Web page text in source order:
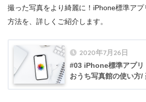
撮った写真をより綺麗に！iPhone標準ア
方法を、詳しくご紹介します。
2020年7月26日
#03 iPhone標準アプリ
おうち写真館の使い方/